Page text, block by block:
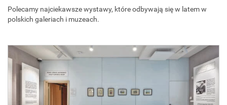
Polecamy najciekawsze wystawy, które odbywają się w latem w
polskich galeriach i muzeach.